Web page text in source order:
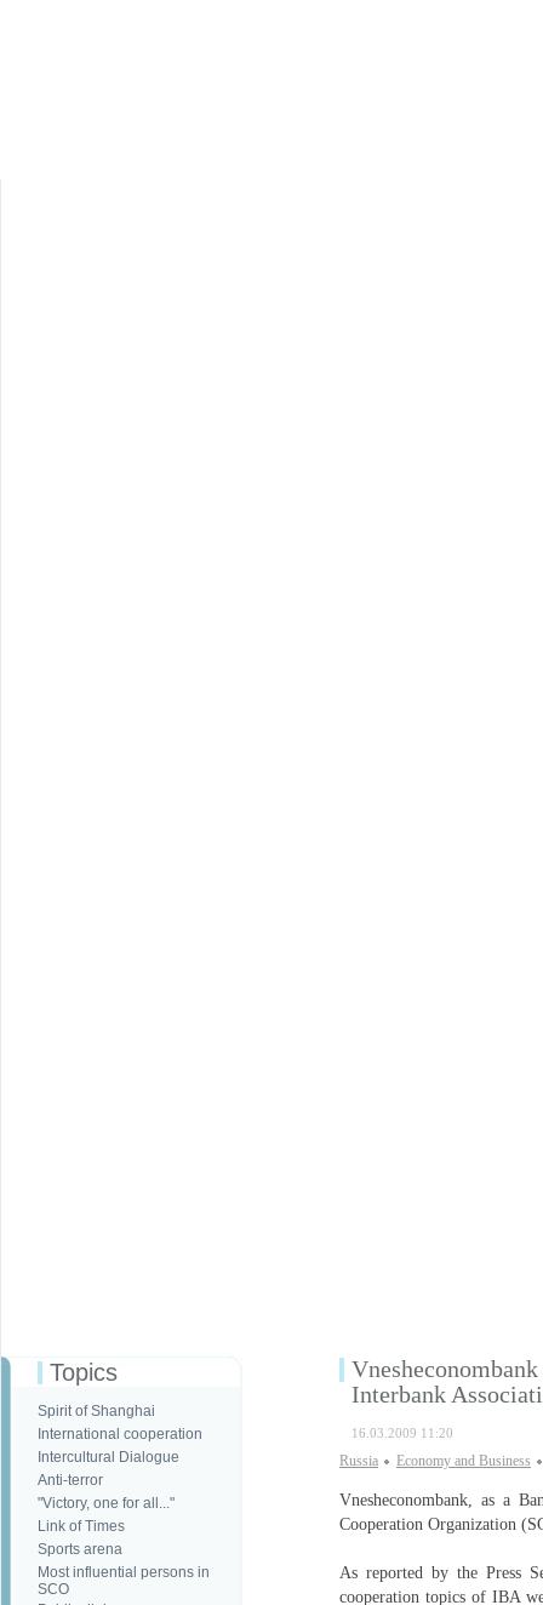
Topics
Spirit of Shanghai
International cooperation
Intercultural Dialogue
Anti-terror
"Victory, one for all..."
Link of Times
Sports arena
Most influential persons in
SCO
Interbank
16.03.2009 11:20
Russia Economy and Business
Vnesheconombank, as a
Cooperation Organization
As reported by the Press
cooperation topics of IBA